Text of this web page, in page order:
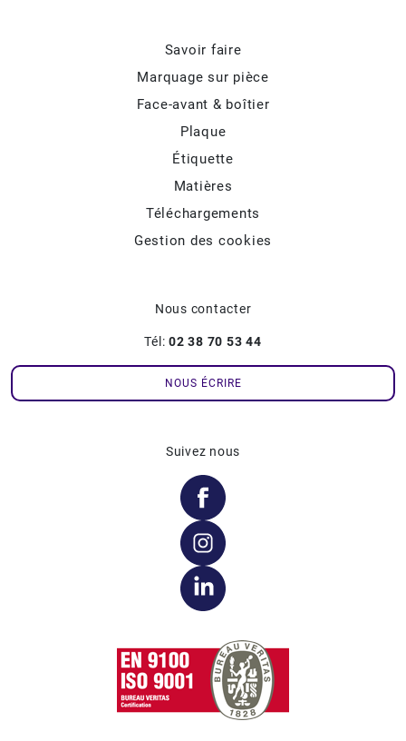
Savoir faire
Marquage sur pièce
Face-avant & boîtier
Plaque
Étiquette
Matières
Téléchargements
Gestion des cookies
Nous contacter
Tél:02 38 70 53 44
NOUS ÉCRIRE
Suivez nous